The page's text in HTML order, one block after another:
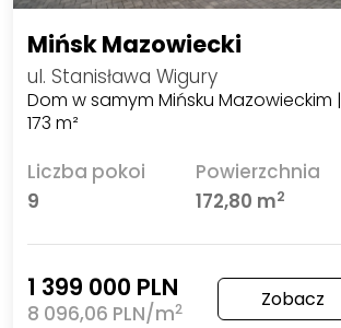
Mińsk Mazowiecki
ul. Stanisława Wigury
Dom w samym Mińsku Mazowieckim |
173 m²
Liczba pokoi
9
Powierzchnia
172,80 m2
1 399 000 PLN
8 096,06 PLN/m2 Zobacz